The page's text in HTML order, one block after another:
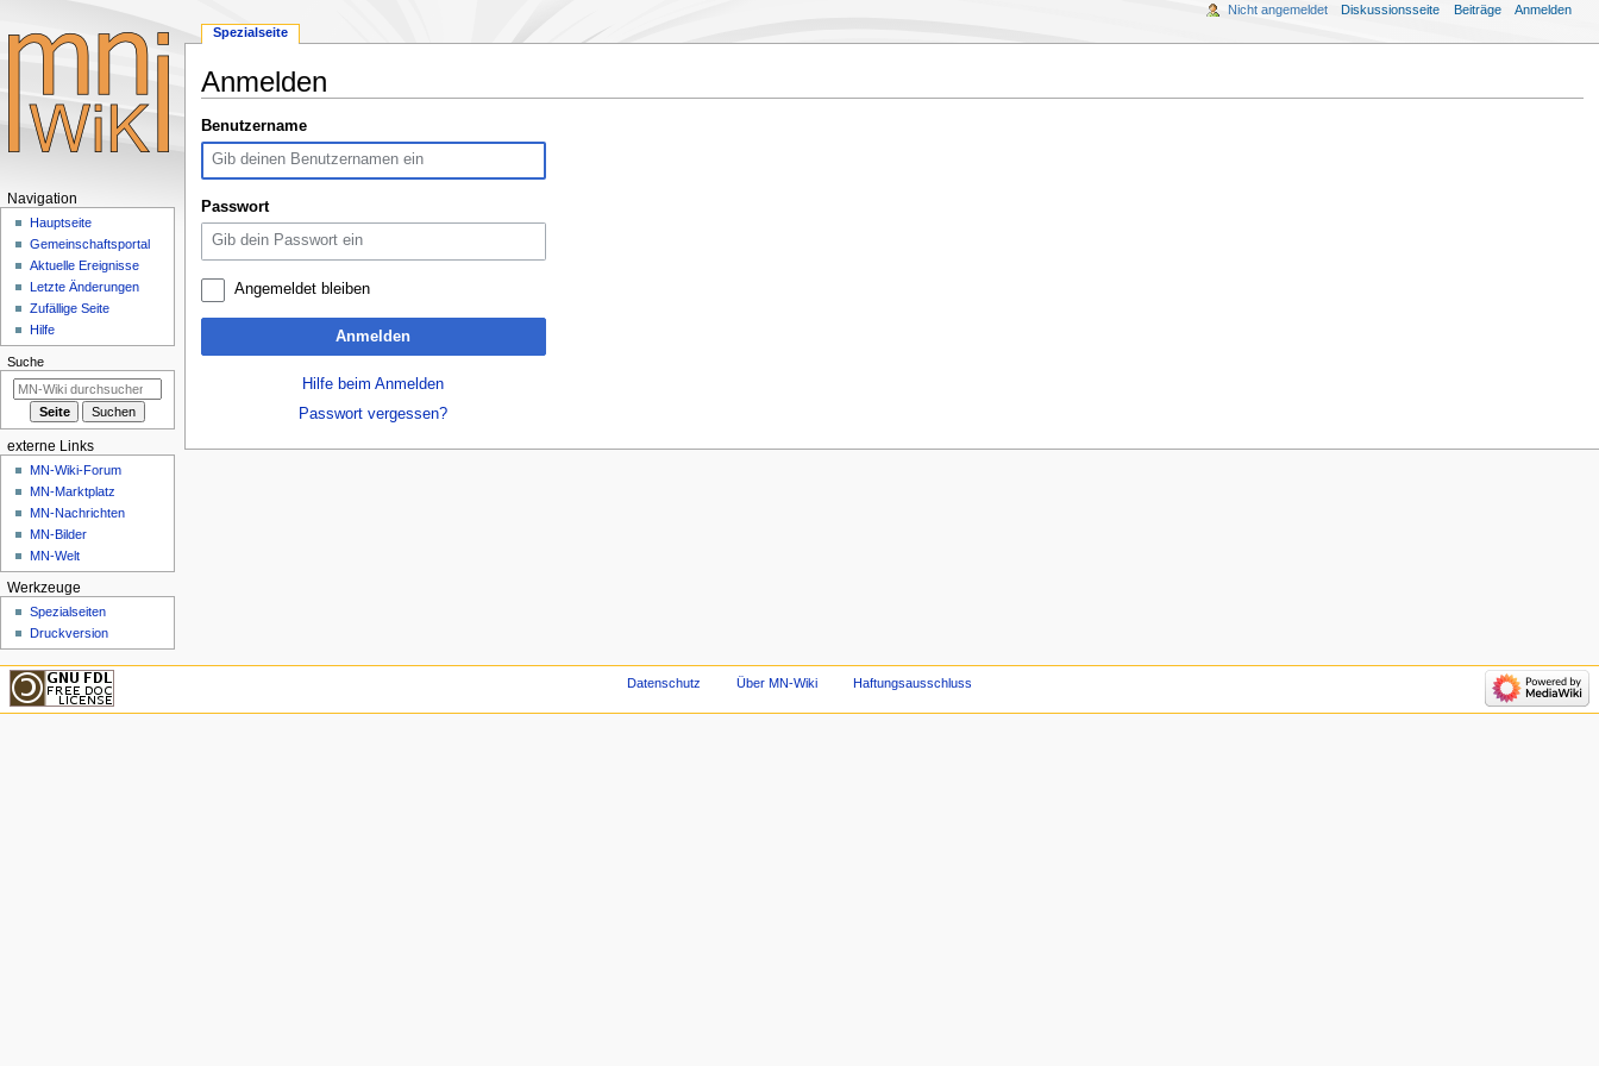
Anmelden
Zur
Navigation
Zur
Suche
Benutzername
Passwort
Angemeldet bleiben
Anmelden
Hilfe beim Anmelden
Passwort vergessen?
Navigationsmenü
Spezialseite
Nicht angemeldet Diskussionsseite Beiträge Anmelden
Navigation
Hauptseite
Gemeinschafts­portal
Aktuelle Ereignisse
Letzte Änderungen
Zufällige Seite
Hilfe
Suche
externe Links
MN-Wiki-Forum
MN-Marktplatz
MN-Nachrichten
MN-Bilder
MN-Welt
Werkzeuge
Spezialseiten
Druckversion
Datenschutz Über MN-Wiki Haftungsausschluss